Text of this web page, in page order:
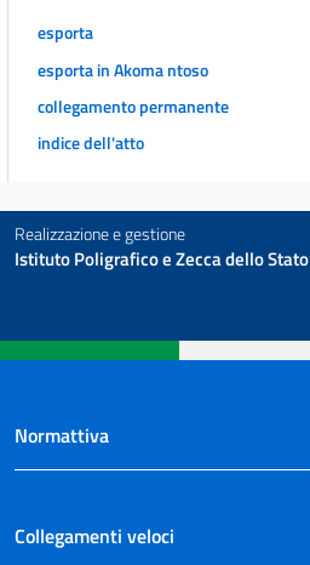
esporta
esporta in Akoma ntoso
collegamento permanente
indice dell'atto
Realizzazione e gestione
Istituto Poligrafico e Zecca dello Stato
Normattiva
Collegamenti veloci